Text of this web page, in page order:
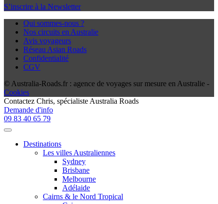
S’inscrire à la Newsletter
Qui sommes-nous ?
Nos circuits en Australie
Avis voyageurs
Réseau Asian Roads
Confidentialité
CGV
© Australia-Roads.fr : agence de voyages sur mesure en Australie -
Cookies
Contactez Chris, spécialiste Australia Roads
Demande d'info
09 83 40 65 79
Destinations
Les villes Australiennes
Sydney
Brisbane
Melbourne
Adélaide
Cairns & le Nord Tropical